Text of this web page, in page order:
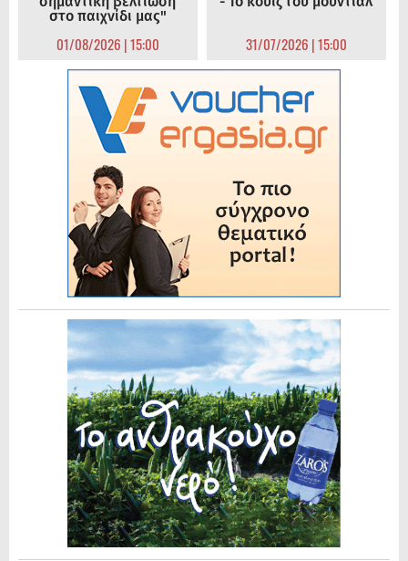
στο παιχνίδι μας"
01/08/2026 | 15:00 31/07/2026 | 15:00